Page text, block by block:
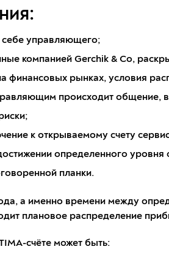
себе управляющего;
компанией Gerchik & Co,
финансовых рынках, условия
происходит общение,
к открываемому счету
определенного уровня
планки.
а именно времени между
плановое распределение
счёте может быть: